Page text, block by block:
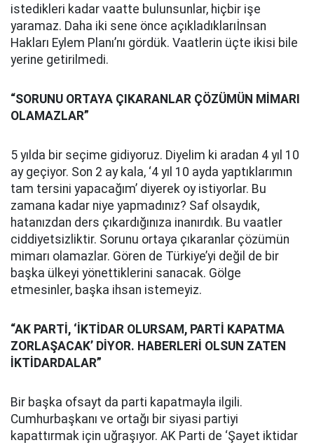
istedikleri kadar vaatte bulunsunlar, hiçbir işe
yaramaz. Daha iki sene önce açıkladıklarıİnsan
Hakları Eylem Planı’nı gördük. Vaatlerin üçte ikisi bile
yerine getirilmedi.
“SORUNU ORTAYA ÇIKARANLAR ÇÖZÜMÜN MİMARI
OLAMAZLAR”
5 yılda bir seçime gidiyoruz. Diyelim ki aradan 4 yıl 10
ay geçiyor. Son 2 ay kala, ‘4 yıl 10 ayda yaptıklarımın
tam tersini yapacağım’ diyerek oy istiyorlar. Bu
zamana kadar niye yapmadınız? Saf olsaydık,
hatanızdan ders çıkardığınıza inanırdık. Bu vaatler
ciddiyetsizliktir. Sorunu ortaya çıkaranlar çözümün
mimarı olamazlar. Gören de Türkiye’yi değil de bir
başka ülkeyi yönettiklerini sanacak. Gölge
etmesinler, başka ihsan istemeyiz.
“AK PARTİ, ‘İKTİDAR OLURSAM, PARTİ KAPATMA
ZORLAŞACAK’ DİYOR. HABERLERİ OLSUN ZATEN
İKTİDARDALAR”
Bir başka ofsayt da parti kapatmayla ilgili.
Cumhurbaşkanı ve ortağı bir siyasi partiyi
kapattırmak için uğraşıyor. AK Parti de ‘Şayet iktidar